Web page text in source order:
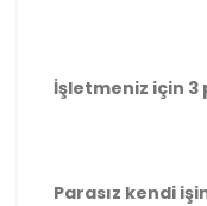
İşletmeniz için 3
Parasız kendi